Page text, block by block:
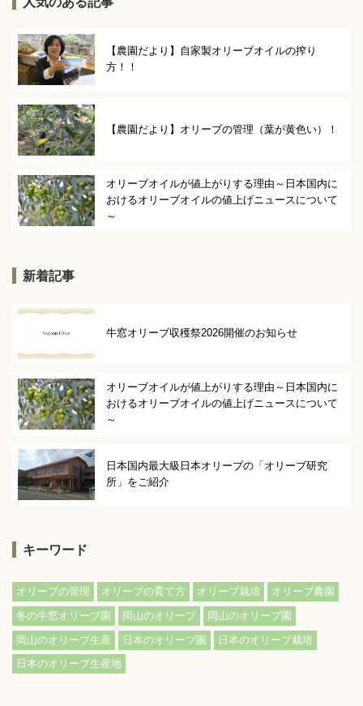
【農園だより】自家製オリーブオイルの搾り
方！！
【農園だより】オリーブの管理（葉が黄色い）！
オリーブオイルが値上がりする理由～日本国内に
おけるオリーブオイルの値上げニュースについて
～
新着記事
牛窓オリーブ収穫祭2026開催のお知らせ
オリーブオイルが値上がりする理由～日本国内に
おけるオリーブオイルの値上げニュースについて
～
日本国内最大級日本オリーブの「オリーブ研究
所」をご紹介
キーワード
オリーブの管理 オリーブの育て方 オリーブ栽培 オリーブ農園
冬の牛窓オリーブ園 岡山のオリーブ 岡山のオリーブ園
岡山のオリーブ生産 日本のオリーブ園 日本のオリーブ栽培
日本のオリーブ生産地